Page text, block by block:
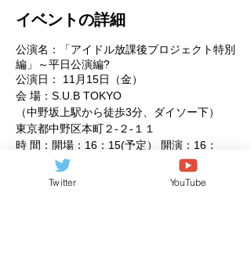
イベントの詳細
公演名：「アイドル放課後プロジェクト特別
編」～平日公演編?
公演日： 11月15日（金）
会 場：S.U.B TOKYO
（中野坂上駅から徒歩3分、ダイソー下）
東京都中野区本町２-２-１１
時 間：開場：16：15(予定） 開演：16：
30（予定）
料 金：予約1,500円（1D別）当日2,000円
（1D別）早割1,000円（1Ｄ別）
Twitter YouTube